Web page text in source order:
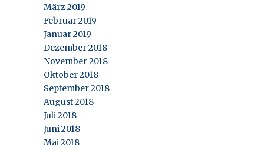
März 2019
Februar 2019
Januar 2019
Dezember 2018
November 2018
Oktober 2018
September 2018
August 2018
Juli 2018
Juni 2018
Mai 2018